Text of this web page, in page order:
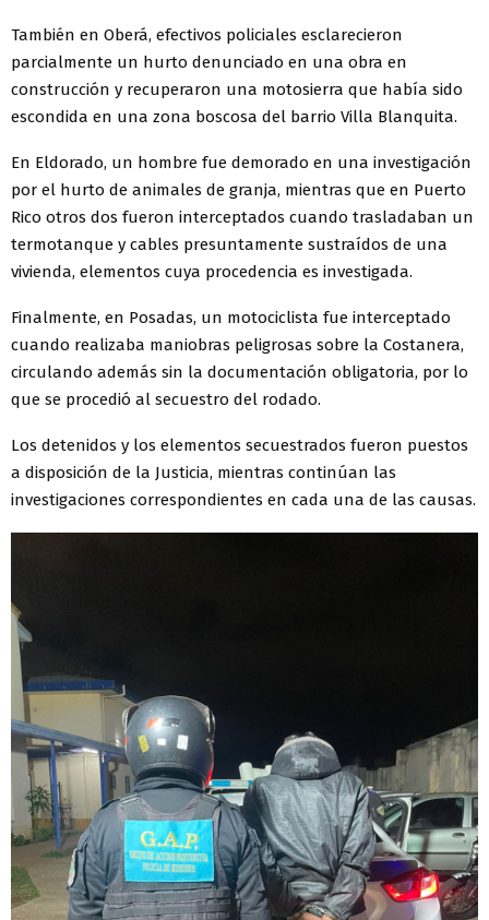
También en Oberá, efectivos policiales esclarecieron
parcialmente un hurto denunciado en una obra en
construcción y recuperaron una motosierra que había sido
escondida en una zona boscosa del barrio Villa Blanquita.
En Eldorado, un hombre fue demorado en una investigación
por el hurto de animales de granja, mientras que en Puerto
Rico otros dos fueron interceptados cuando trasladaban un
termotanque y cables presuntamente sustraídos de una
vivienda, elementos cuya procedencia es investigada.
Finalmente, en Posadas, un motociclista fue interceptado
cuando realizaba maniobras peligrosas sobre la Costanera,
circulando además sin la documentación obligatoria, por lo
que se procedió al secuestro del rodado.
Los detenidos y los elementos secuestrados fueron puestos
a disposición de la Justicia, mientras continúan las
investigaciones correspondientes en cada una de las causas.